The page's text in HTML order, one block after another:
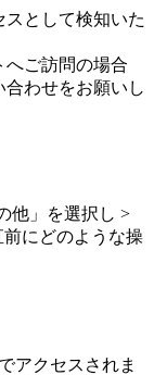
として検知いた
へご訪問の場合
わせをお願いし
他」を選択し >
にどのような操
アクセスされま